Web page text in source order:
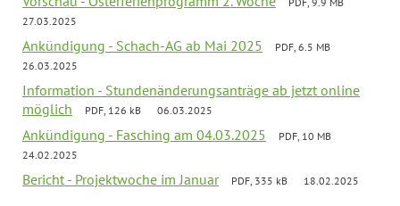
27.03.2025
Ankündigung - Schach-AG ab Mai 2025
PDF, 6.5 MB
26.03.2025
Information - Stundenänderungsanträge ab jetzt online
möglich
PDF, 126 kB 06.03.2025
Ankündigung - Fasching am 04.03.2025
PDF, 10 MB
24.02.2025
Bericht - Projektwoche im Januar PDF, 335 kB 18.02.2025